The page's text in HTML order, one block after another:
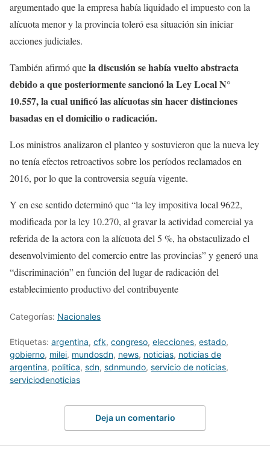
argumentado que la empresa había liquidado el impuesto con la
alícuota menor y la provincia toleró esa situación sin iniciar
acciones judiciales.
También afirmó quela discusión se había vuelto abstracta
debido a que posteriormente sancionó la Ley Local N°
10.557, la cual unificó las alícuotas sin hacer distinciones
basadas en el domicilio o radicación.
Los ministros analizaron el planteo y sostuvieron que la nueva ley
no tenía efectos retroactivos sobre los períodos reclamados en
2016, por lo que la controversia seguía vigente.
Y en ese sentido determinó que “la ley impositiva local 9622,
modificada por la ley 10.270, al gravar la actividad comercial ya
referida de la actora con la alícuota del 5 %, ha obstaculizado el
desenvolvimiento del comercio entre las provincias” y generó una
“discriminación” en función del lugar de radicación del
establecimiento productivo del contribuyente
Categorías: Nacionales
Etiquetas: argentina, cfk, congreso, elecciones, estado,
gobierno, milei, mundosdn, news, noticias, noticias de
argentina, politica, sdn, sdnmundo, servicio de noticias,
serviciodenoticias
Deja un comentario